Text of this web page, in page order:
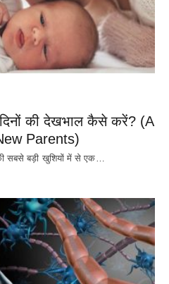
की देखभाल कैसे करें? (A
Parents)
सबसे बड़ी खुशियों में से एक…